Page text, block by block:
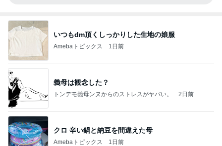
いつもdm頂くしっかりした生地の娘服
Amebaトピックス 1日前
義母は観念した？
トンデモ義母ンヌからのストレスがヤバい。 2日前
クロ 辛い鍋と納豆を間違えた母
Amebaトピックス 1日前